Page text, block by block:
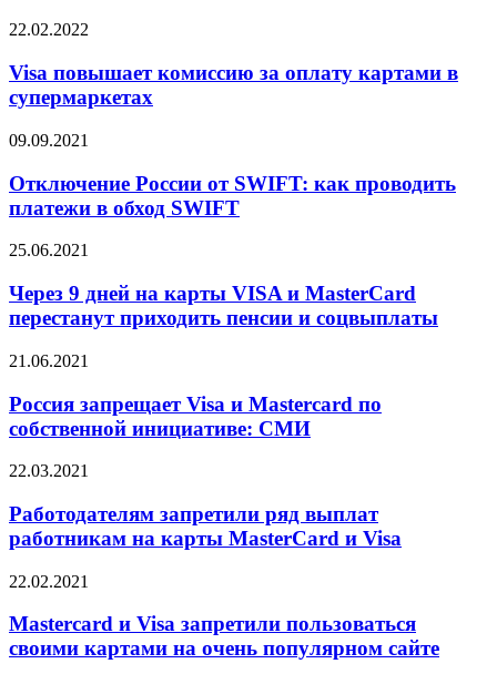
22.02.2022
Visa повышает комиссию за оплату картами в
супермаркетах
09.09.2021
Отключение России от SWIFT: как проводить
платежи в обход SWIFT
25.06.2021
Через 9 дней на карты VISA и MasterCard
перестанут приходить пенсии и соцвыплаты
21.06.2021
Россия запрещает Visa и Mastercard по
собственной инициативе: СМИ
22.03.2021
Работодателям запретили ряд выплат
работникам на карты MasterCard и Visa
22.02.2021
Mastercard и Visa запретили пользоваться
своими картами на очень популярном сайте